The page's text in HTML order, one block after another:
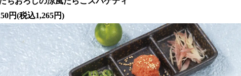
円(税込1,265円)